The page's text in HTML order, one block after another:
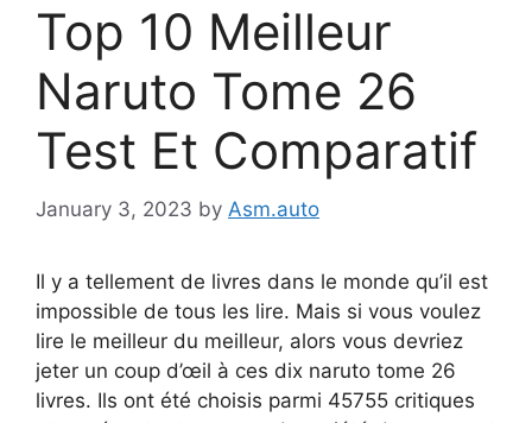
Top 10 Meilleur
Naruto Tome 26
Test Et Comparatif
January 3, 2023 by Asm.auto
Il y a tellement de livres dans le monde qu’il est
impossible de tous les lire. Mais si vous voulez
lire le meilleur du meilleur, alors vous devriez
jeter un coup d’œil à ces dix naruto tome 26
livres. Ils ont été choisis parmi 45755 critiques